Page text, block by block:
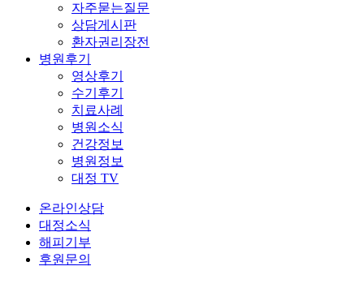
자주묻는질문
상담게시판
환자권리장전
병원후기
영상후기
수기후기
치료사례
병원소식
건강정보
병원정보
대정 TV
온라인상담
대정소식
해피기부
후원문의